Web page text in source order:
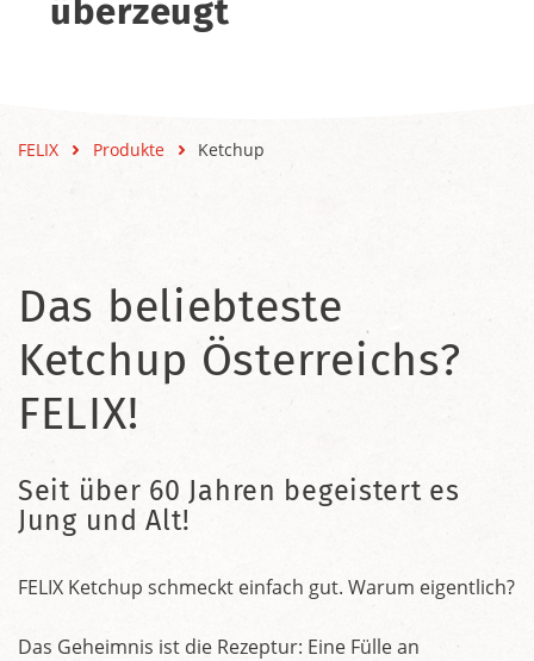
überzeugt
FELIX Produkte Ketchup
Das beliebteste
Ketchup Österreichs?
FELIX!
Seit über 60 Jahren begeistert es
Jung und Alt!
FELIX Ketchup schmeckt einfach gut. Warum eigentlich?
Das Geheimnis ist die Rezeptur: Eine Fülle an